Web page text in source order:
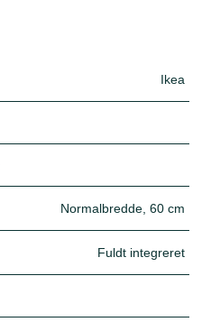
Ikea
Normalbredde, 60 cm
Fuldt integreret